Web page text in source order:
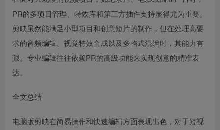
PR的多项目管理、特效库和第三方插件支持显得尤为重要。
剪映虽然能满足小型项目和创意短片的制作，但在处理高要
求的音频编辑、视觉特效合成以及多格式混编时，其能力有
限。专业编辑往往依赖PR的高级功能来实现创意的精准表
达。
全文总结
电脑版剪映在简易操作和快速编辑方面表现出色，对于短视